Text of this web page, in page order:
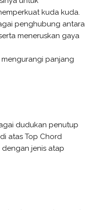
kuda kuda.
penghubung antara
meneruskan gaya
panjang
dudukan penutup
atas Top Chord
jenis atap